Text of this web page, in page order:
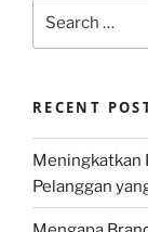
RECENT
Meningkatkan
Pelanggan